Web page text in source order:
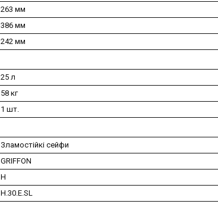
263 мм
386 мм
242 мм
25 л
58 кг
1 шт.
Зламостійкі сейфи
GRIFFON
H
H.30.E.SL